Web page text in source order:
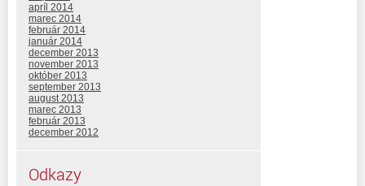
apríl 2014
marec 2014
február 2014
január 2014
december 2013
november 2013
október 2013
september 2013
august 2013
marec 2013
február 2013
december 2012
Odkazy